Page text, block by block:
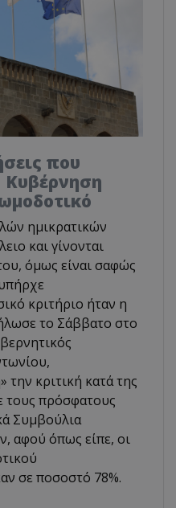
που
Κυβέρνηση
ημικρατικών
και γίνονται
όμως είναι σαφώς
κριτήριο ήταν η
το Σάββατο στο
την κριτική κατά της
τους πρόσφατους
Συμβούλια
αφού όπως είπε, οι
σε ποσοστό 78%.